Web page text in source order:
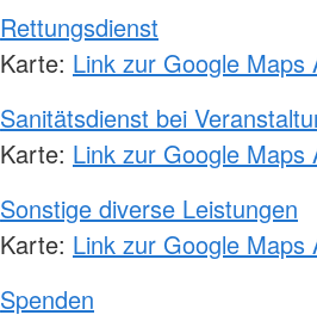
Rettungsdienst
Karte: Link zur Google Maps
Sanitätsdienst bei
Karte: Link zur Google Maps
Sonstige diverse Leistungen
Karte: Link zur Google Maps
Spenden